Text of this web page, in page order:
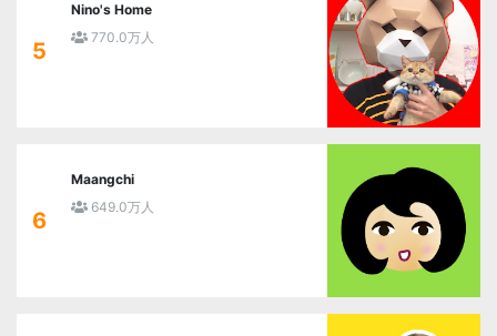
5
Nino's Home
770.0万人
6
Maangchi
649.0万人